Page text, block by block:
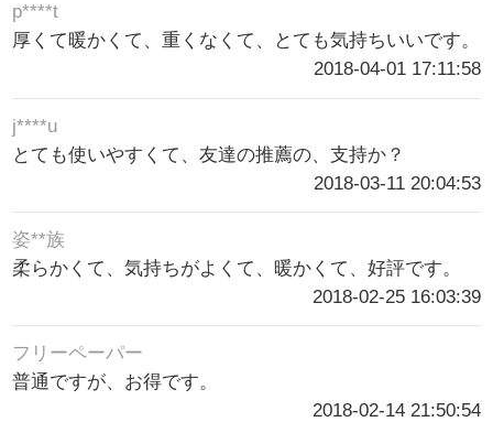
p****t
厚くて暖かくて、重くなくて、とても気持ちいいです。
2018-04-01 17:11:58
j****u
とても使いやすくて、友達の推薦の、支持か？
2018-03-11 20:04:53
姿**族
柔らかくて、気持ちがよくて、暖かくて、好評です。
2018-02-25 16:03:39
フリーペーパー
普通ですが、お得です。
2018-02-14 21:50:54